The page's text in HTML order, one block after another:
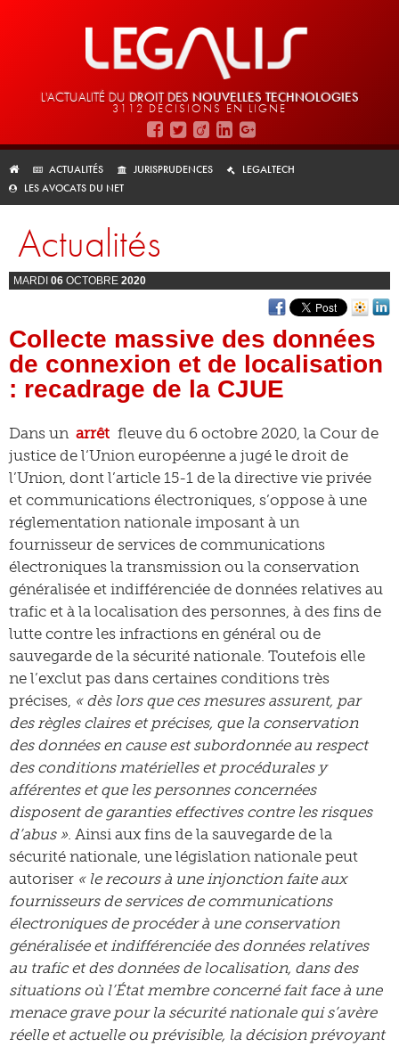
L'ACTUALITÉ DU DROIT DES NOUVELLES TECHNOLOGIES
3112 DÉCISIONS EN LIGNE
ACTUALITÉS JURISPRUDENCES
LEGALTECH
LES AVOCATS DU NET
Actualités
MARDI 06 OCTOBRE 2020
Collecte massive des données
de connexion et de localisation
: recadrage de la CJUE
Dans un arrêt fleuve du 6 octobre 2020, la Cour de
justice de l‘Union européenne a jugé le droit de
l’Union, dont l’article 15-1 de la directive vie privée
et communications électroniques, s’oppose à une
réglementation nationale imposant à un
fournisseur de services de communications
électroniques la transmission ou la conservation
généralisée et indifférenciée de données relatives au
trafic et à la localisation des personnes, à des fins de
lutte contre les infractions en général ou de
sauvegarde de la sécurité nationale. Toutefois elle
ne l’exclut pas dans certaines conditions très
précises, « dès lors que ces mesures assurent, par
des règles claires et précises, que la conservation
des données en cause est subordonnée au respect
des conditions matérielles et procédurales y
afférentes et que les personnes concernées
disposent de garanties effectives contre les risques
d’abus ». Ainsi aux fins de la sauvegarde de la
sécurité nationale, une législation nationale peut
autoriser « le recours à une injonction faite aux
fournisseurs de services de communications
électroniques de procéder à une conservation
généralisée et indifférenciée des données relatives
au trafic et des données de localisation, dans des
situations où l’État membre concerné fait face à une
menace grave pour la sécurité nationale qui s’avère
réelle et actuelle ou prévisible, la décision prévoyant